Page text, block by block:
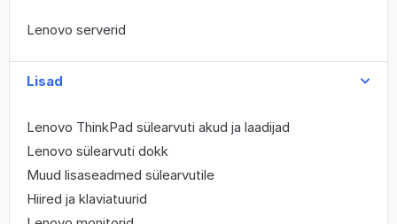
Lenovo serverid
Lisad
Lenovo ThinkPad sülearvuti akud ja laadijad
Lenovo sülearvuti dokk
Muud lisaseadmed sülearvutile
Hiired ja klaviatuurid